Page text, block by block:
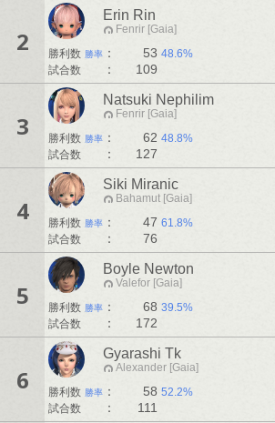
2
Erin Rin
Fenrir [Gaia]
勝利数 勝率 ： 53 48.6%
試合数
： 109
3
Natsuki Nephilim
Fenrir [Gaia]
勝利数 勝率 ： 62 48.8%
試合数
： 127
4
Siki Miranic
Bahamut [Gaia]
勝利数 勝率 ： 47 61.8%
試合数
： 76
5
Boyle Newton
Valefor [Gaia]
勝利数 勝率 ： 68 39.5%
試合数
： 172
6
Gyarashi Tk
Alexander [Gaia]
勝利数 勝率 ： 58 52.2%
試合数
： 111